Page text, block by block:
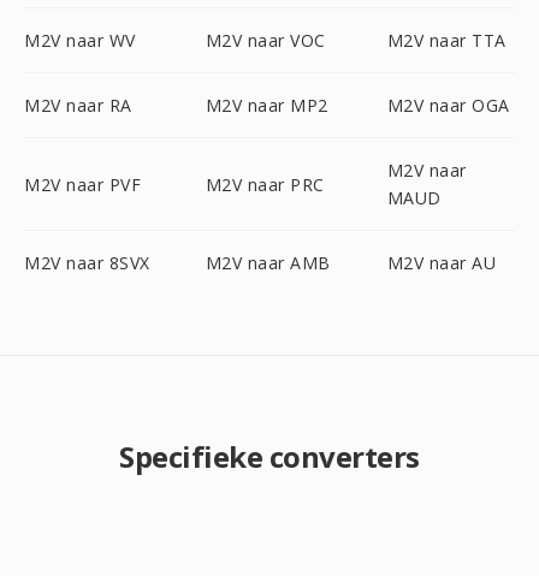
M2V naar WV M2V naar VOC M2V naar TTA
M2V naar RA M2V naar MP2 M2V naar OGA
M2V naar PVF M2V naar PRC
M2V naar
MAUD
M2V naar 8SVX M2V naar AMB M2V naar AU
Specifieke converters